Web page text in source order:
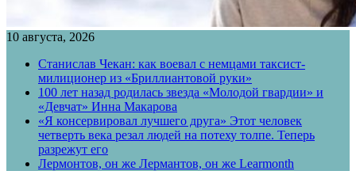
10 августа, 2026
Станислав Чекан: как воевал с немцами таксист-
милиционер из «Бриллиантовой руки»
100 лет назад родилась звезда «Молодой гвардии» и
«Девчат» Инна Макарова
«Я консервировал лучшего друга» Этот человек
четверть века резал людей на потеху толпе. Теперь
разрежут его
Лермонтов, он же Лермантов, он же Learmonth